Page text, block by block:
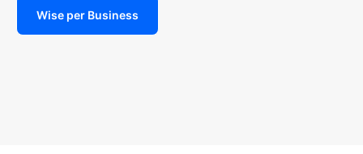
Wise per Business